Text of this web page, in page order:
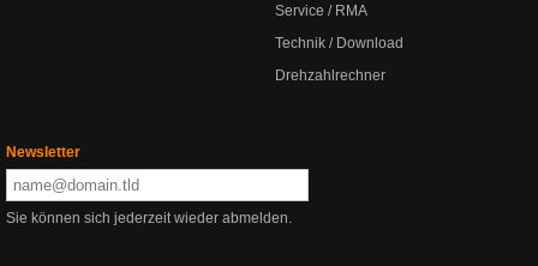
Service / RMA
Technik / Download
Drehzahlrechner
Newsletter
Sie können sich jederzeit wieder abmelden.